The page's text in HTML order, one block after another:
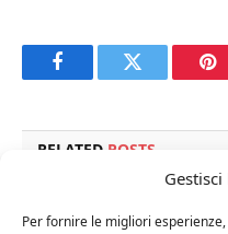
Per fornire le migliori
FacebookTwitter
RELATED POSTS